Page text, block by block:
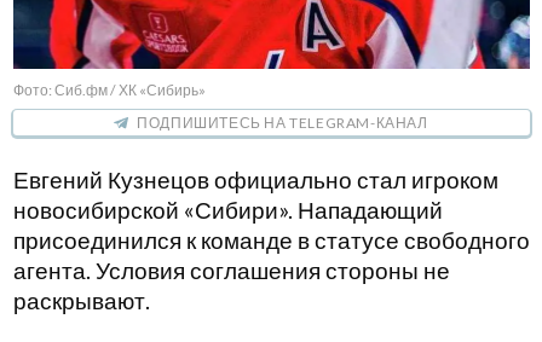
Фото: Сиб.фм / ХК «Сибирь»
ПОДПИШИТЕСЬ НА TELEGRAM-КАНАЛ
Евгений Кузнецов официально стал игроком
новосибирской «Сибири». Нападающий
присоединился к команде в статусе свободного
агента. Условия соглашения стороны не
раскрывают.